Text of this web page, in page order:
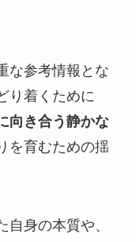
な参考情報とな
り着くために
向き合う静かな
を育むための揺
身の本質や、